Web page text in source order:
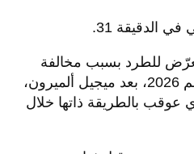
الدقيقة 31.
للطرد بسبب مخالفة
"تغطية الفم" في كأس العالم 2026، بعد ميجيل ألميرون،
عوقب بالطريقة ذاتها خلال